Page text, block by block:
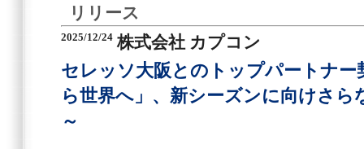
リリース
2025/12/24 株式会社 カプコン
セレッソ大阪とのトップパートナー
ら世界へ」、新シーズンに向けさら
～